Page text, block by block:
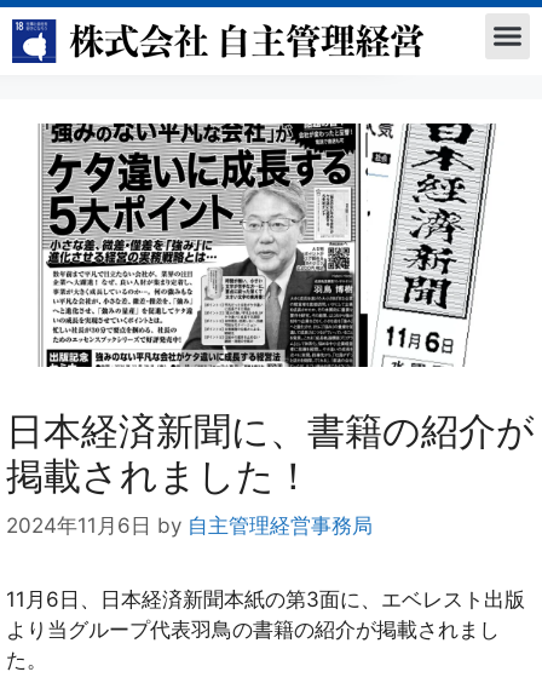
日本経済新聞に、書籍の紹介が
掲載されました！
2024年11月6日 by 自主管理経営事務局
11月6日、日本経済新聞本紙の第3面に、エベレスト出版
より当グループ代表羽鳥の書籍の紹介が掲載されまし
た。